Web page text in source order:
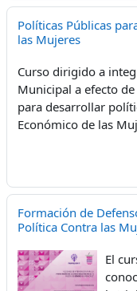
Políticas Públicas
las Mujeres
Curso dirigido a
Municipal a efecto
para desarrollar
Económico de las
Formación de
Política Contra las
El